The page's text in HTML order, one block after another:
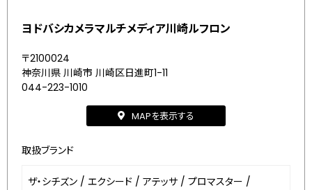
ヨドバシカメラマルチメディア川崎ルフロン
〒2100024
神奈川県 川崎市 川崎区日進町1-11
044-223-1010
MAPを表示する
取扱ブランド
ザ・シチズン / エクシード / アテッサ / プロマスター /